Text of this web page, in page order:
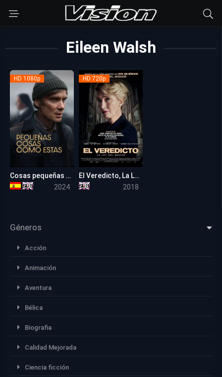
Eileen Walsh
HD 1080p
Cosas pequeñas como estas
2024
HD 720p
El Veredicto, La Ley del Menor
2018
Géneros
Acción
Animación
Aventura
Bélica
Biografia
Calidad Mejorada
Ciencia ficción